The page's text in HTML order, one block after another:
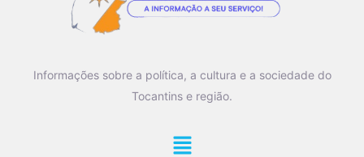
Informações sobre a política, a cultura e a sociedade do
Tocantins e região.
Main